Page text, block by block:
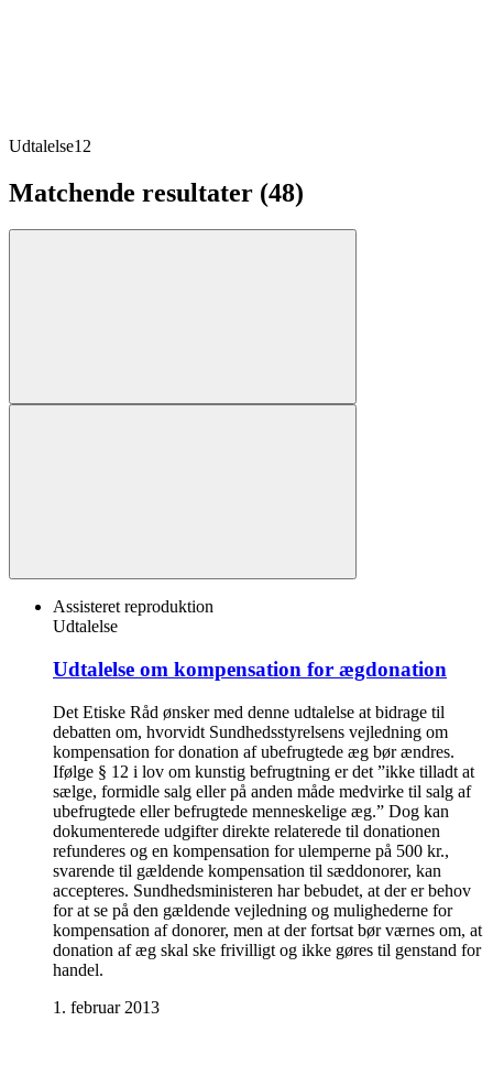
Udtalelse12
Matchende resultater (48)
Assisteret reproduktion
Udtalelse
Udtalelse om kompensation for ægdonation
Det Etiske Råd ønsker med denne udtalelse at bidrage til
debatten om, hvorvidt Sundhedsstyrelsens vejledning om
kompensation for donation af ubefrugtede æg bør ændres.
Ifølge § 12 i lov om kunstig befrugtning er det ”ikke tilladt at
sælge, formidle salg eller på anden måde medvirke til salg af
ubefrugtede eller befrugtede menneskelige æg.” Dog kan
dokumenterede udgifter direkte relaterede til donationen
refunderes og en kompensation for ulemperne på 500 kr.,
svarende til gældende kompensation til sæddonorer, kan
accepteres. Sundhedsministeren har bebudet, at der er behov
for at se på den gældende vejledning og mulighederne for
kompensation af donorer, men at der fortsat bør værnes om, at
donation af æg skal ske frivilligt og ikke gøres til genstand for
handel.
1. februar 2013